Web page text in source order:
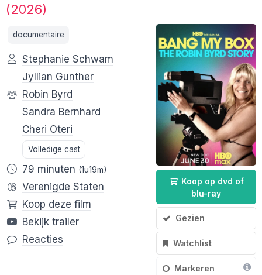
(2026)
Koop op dvd of
blu-ray
Gezien
Watchlist
Markeren
documentaire
Stephanie Schwam
Jyllian Gunther
Robin Byrd
Sandra Bernhard
Cheri Oteri
Volledige cast
79 minuten (1u19m)
Verenigde Staten
Koop deze film
Bekijk trailer
Reacties